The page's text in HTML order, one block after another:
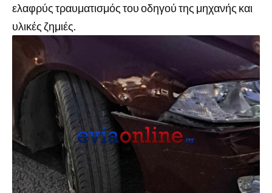
ελαφρύς τραυματισμός του οδηγού της μηχανής και
υλικές ζημιές.